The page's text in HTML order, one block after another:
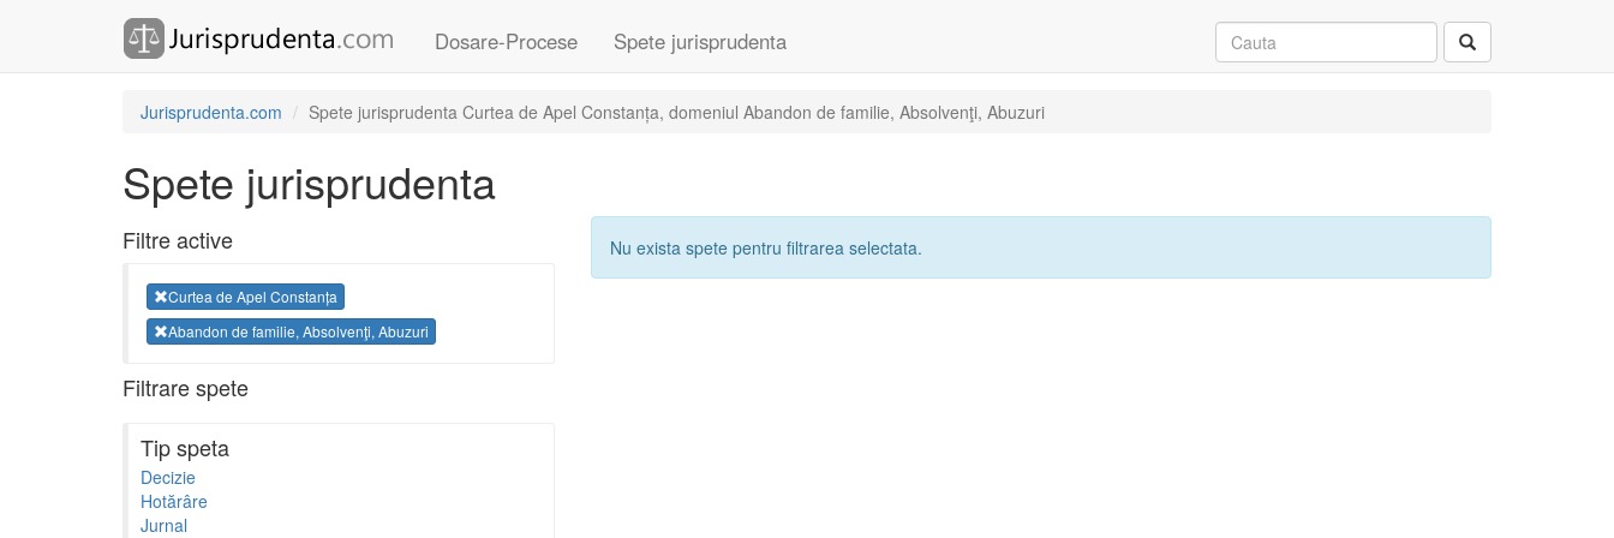
Dosare-Procese Spete jurisprudenta
Jurisprudenta.com Spete jurisprudenta Curtea de Apel Constanța, domeniul Abandon de familie, Absolvenţi, Abuzuri
Spete jurisprudenta
Filtre active
Curtea de Apel Constanța
Abandon de familie, Absolvenţi, Abuzuri
Filtrare spete
Tip speta
Decizie
Hotărâre
Jurnal
Nu exista spete pentru filtrarea selectata.